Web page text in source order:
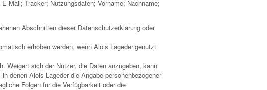
Mail; Tracker; Nutzungsdaten; Vorname; Nachname;
Abschnitten dieser Datenschutzerklärung oder
erhoben werden, wenn Alois Lageder genutzt
Weigert sich der Nutzer, die Daten anzugeben, kann
denen Alois Lageder die Angabe personenbezogener
Folgen für die Verfügbarkeit oder die